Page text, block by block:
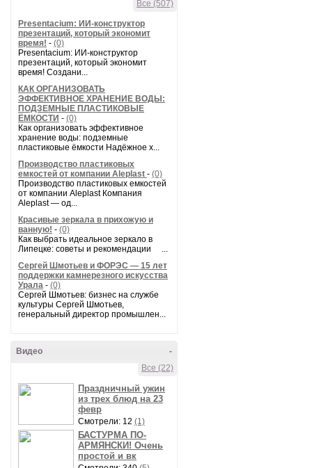
Все (507)
Presentacium: ИИ‑конструктор
презентаций, который экономит
время! - (0)
Presentacium: ИИ‑конструктор
презентаций, который экономит
время! Создани...
КАК ОРГАНИЗОВАТЬ
ЭФФЕКТИВНОЕ ХРАНЕНИЕ ВОДЫ:
ПОДЗЕМНЫЕ ПЛАСТИКОВЫЕ
ЁМКОСТИ - (0)
Как организовать эффективное
хранение воды: подземные
пластиковые ёмкости Надёжное х...
Производство пластиковых
емкостей от компании Aleplast - (0)
Производство пластиковых емкостей
от компании Aleplast Компания
Aleplast — од...
Красивые зеркала в прихожую и
ванную! - (0)
Как выбрать идеальное зеркало в
Липецке: советы и рекомендации ...
Сергей Шмотьев и ФОРЭС — 15 лет
поддержки камнерезного искусства
Урала - (0)
Сергей Шмотьев: бизнес на службе
культуры Сергей Шмотьев,
генеральный директор промышлен...
-
Видео
Все (22)
Праздничный ужин
из трех блюд на 23
февр
Смотрели: 12 (1)
БАСТУРМА ПО-
АРМЯНСКИ! Очень
простой и вк